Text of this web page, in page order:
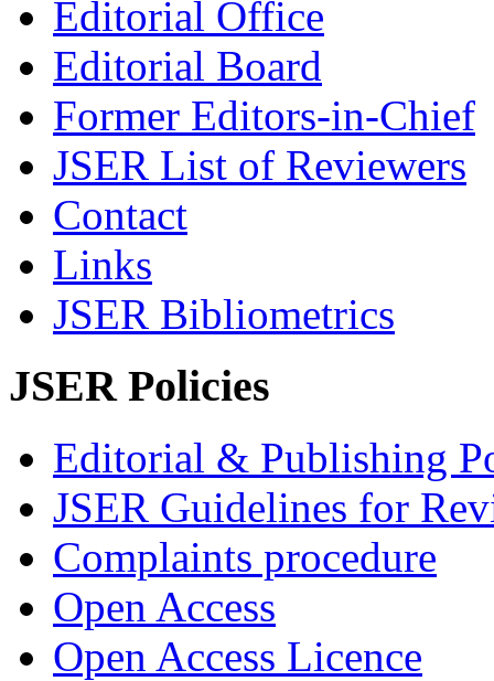
Editorial Office
Editorial Board
Former Editors-in-Chief
JSER List of Reviewers
Contact
Links
JSER Bibliometrics
JSER Policies
Editorial & Publishing
JSER Guidelines for
Complaints procedure
Open Access
Open Access Licence